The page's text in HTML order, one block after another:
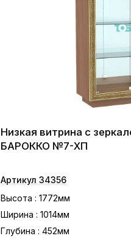
Низкая витрина с
БАРОККО №7-ХП
Артикул 34356
Высота : 1772мм
Ширина : 1014мм
Глубина : 452мм